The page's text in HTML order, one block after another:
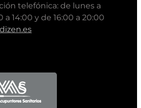
telefónica: de lunes a
a 14:00 y de 16:00 a 20:00